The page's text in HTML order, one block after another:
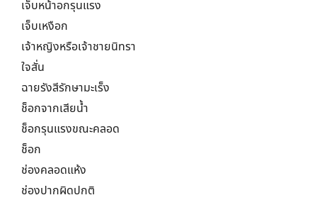
เจ็บหน้าอกรุนแรง
เจ็บเหงือก
เจ้าหญิงหรือเจ้าชายนิทรา
ใจสั่น
ฉายรังสีรักษามะเร็ง
ช็อกจากเสียน้ำ
ช็อกรุนแรงขณะคลอด
ช็อก
ช่องคลอดแห้ง
ช่องปากผิดปกติ